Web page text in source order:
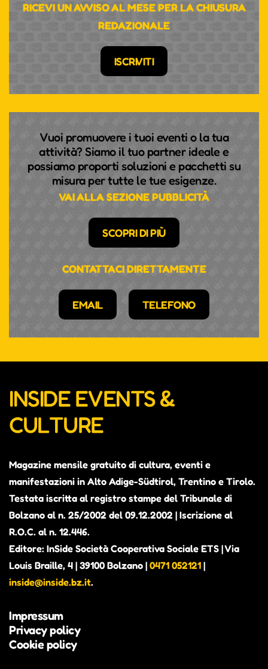
RICEVI UN AVVISO AL MESE PER LA CHIUSURA
REDAZIONALE
ISCRIVITI
Vuoi promuovere i tuoi eventi o la tua
attività? Siamo il tuo partner ideale e
possiamo proporti soluzioni e pacchetti su
misura per tutte le tue esigenze.
VAI ALLA SEZIONE PUBBLICITÀ
SCOPRI DI PIÙ
CONTATTACI DIRETTAMENTE
EMAIL TELEFONO
INSIDE EVENTS &
CULTURE
Magazine mensile gratuito di cultura, eventi e
manifestazioni in Alto Adige-Südtirol, Trentino e Tirolo.
Testata iscritta al registro stampe del Tribunale di
Bolzano al n. 25/2002 del 09.12.2002 | Iscrizione al
R.O.C. al n. 12.446.
Editore: InSide Società Cooperativa Sociale ETS | Via
Louis Braille, 4 | 39100 Bolzano | 0471 052121 |
inside@inside.bz.it.
Impressum
Privacy policy
Cookie policy